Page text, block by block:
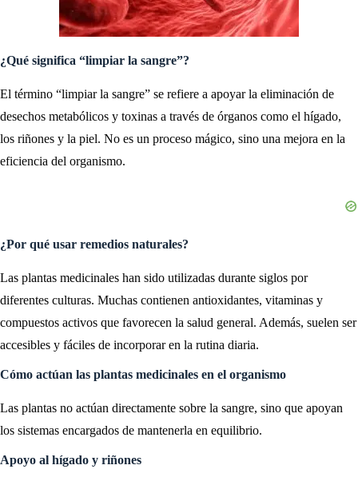
¿Qué significa “limpiar la sangre”?
El término “limpiar la sangre” se refiere a apoyar la eliminación de
desechos metabólicos y toxinas a través de órganos como el hígado,
los riñones y la piel. No es un proceso mágico, sino una mejora en la
eficiencia del organismo.
¿Por qué usar remedios naturales?
Las plantas medicinales han sido utilizadas durante siglos por
diferentes culturas. Muchas contienen antioxidantes, vitaminas y
compuestos activos que favorecen la salud general. Además, suelen ser
accesibles y fáciles de incorporar en la rutina diaria.
Cómo actúan las plantas medicinales en el organismo
Las plantas no actúan directamente sobre la sangre, sino que apoyan
los sistemas encargados de mantenerla en equilibrio.
Apoyo al hígado y riñones